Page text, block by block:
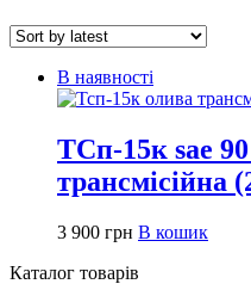
В наявності
ТСп-15к sae
трансмісійна
3 900 грн В кошик
Каталог товарів